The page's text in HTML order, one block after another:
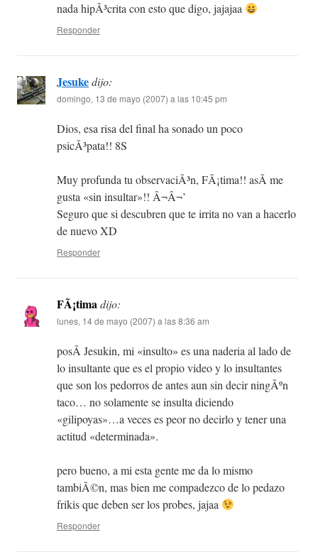
nada hipÃ³crita con esto que digo, jajajaa
Responder
Jesukedijo:
domingo, 13 de mayo (2007) a las 10:45 pm
Dios, esa risa del final ha sonado un poco
psicÃ³pata!! 8S
Muy profunda tu observaciÃ³n, FÃ¡tima!! asÃ­ me
gusta «sin insultar»!! Â¬Â¬’
Seguro que si descubren que te irrita no van a hacerlo
de nuevo XD
Responder
FÃ¡timadijo:
lunes, 14 de mayo (2007) a las 8:36 am
posÃ­ Jesukin, mi «insulto» es una naderia al lado de
lo insultante que es el propio video y lo insultantes
que son los pedorros de antes aun sin decir ningÃºn
taco… no solamente se insulta diciendo
«gilipoyas»…a veces es peor no decirlo y tener una
actitud «determinada».
pero bueno, a mi esta gente me da lo mismo
tambiÃ©n, mas bien me compadezco de lo pedazo
frikis que deben ser los probes, jajaa
Responder